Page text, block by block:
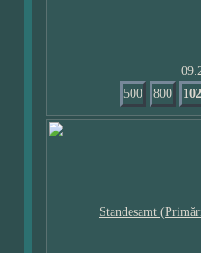
500
800